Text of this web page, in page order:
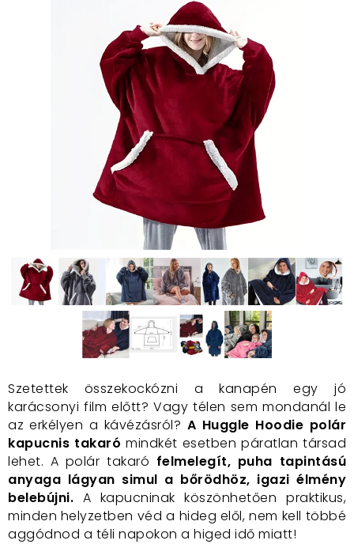
Szetettek összekockózni a kanapén egy jó
karácsonyi film előtt? Vagy télen sem mondanál le
az erkélyen a kávézásról? A Huggle Hoodie polár
kapucnis takaró mindkét esetben páratlan társad
lehet. A polár takaró felmelegít, puha tapintású
anyaga lágyan simul a bőrödhöz, igazi élmény
belebújni. A kapucninak köszönhetően praktikus,
minden helyzetben véd a hideg elől, nem kell többé
aggódnod a téli napokon a higed idő miatt!